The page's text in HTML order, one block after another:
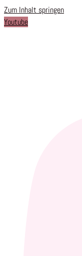
Zum Inhalt springen
Youtube